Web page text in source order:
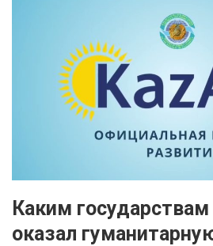
Каким государствам
оказал